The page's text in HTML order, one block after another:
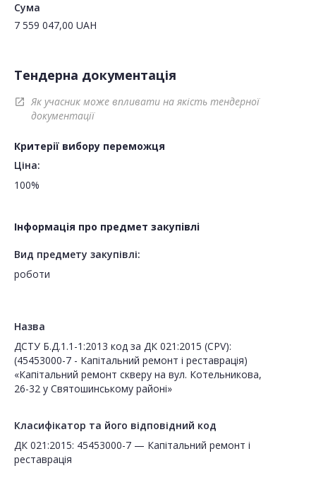
Сума
7 559 047,00 UAH
Тендерна документація
open_in_new
Як учасник може впливати на якість тендерної
документації
Критерії вибору переможця
Ціна:
100%
Інформація про предмет закупівлі
Вид предмету закупівлі:
роботи
Назва
ДСТУ Б.Д.1.1-1:2013 код за ДК 021:2015 (CPV):
(45453000-7 - Капітальний ремонт і реставрація)
«Капітальний ремонт скверу на вул. Котельникова,
26-32 у Святошинському районі»
Класифікатор та його відповідний код
ДК 021:2015: 45453000-7 — Капітальний ремонт і
реставрація